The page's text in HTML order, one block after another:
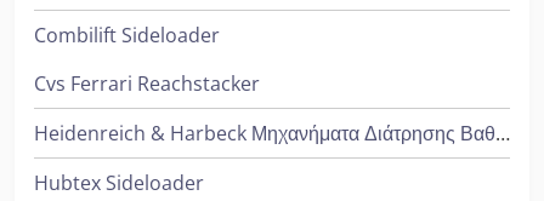
Combilift Sideloader
Cvs Ferrari Reachstacker
Heidenreich & Harbeck Μηχανήματα Διάτρησης Βαθιάς Οπής
Hubtex Sideloader